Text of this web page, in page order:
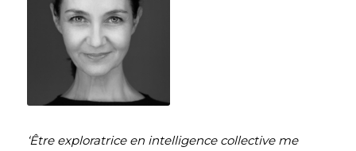
‘Être exploratrice en intelligence collective me